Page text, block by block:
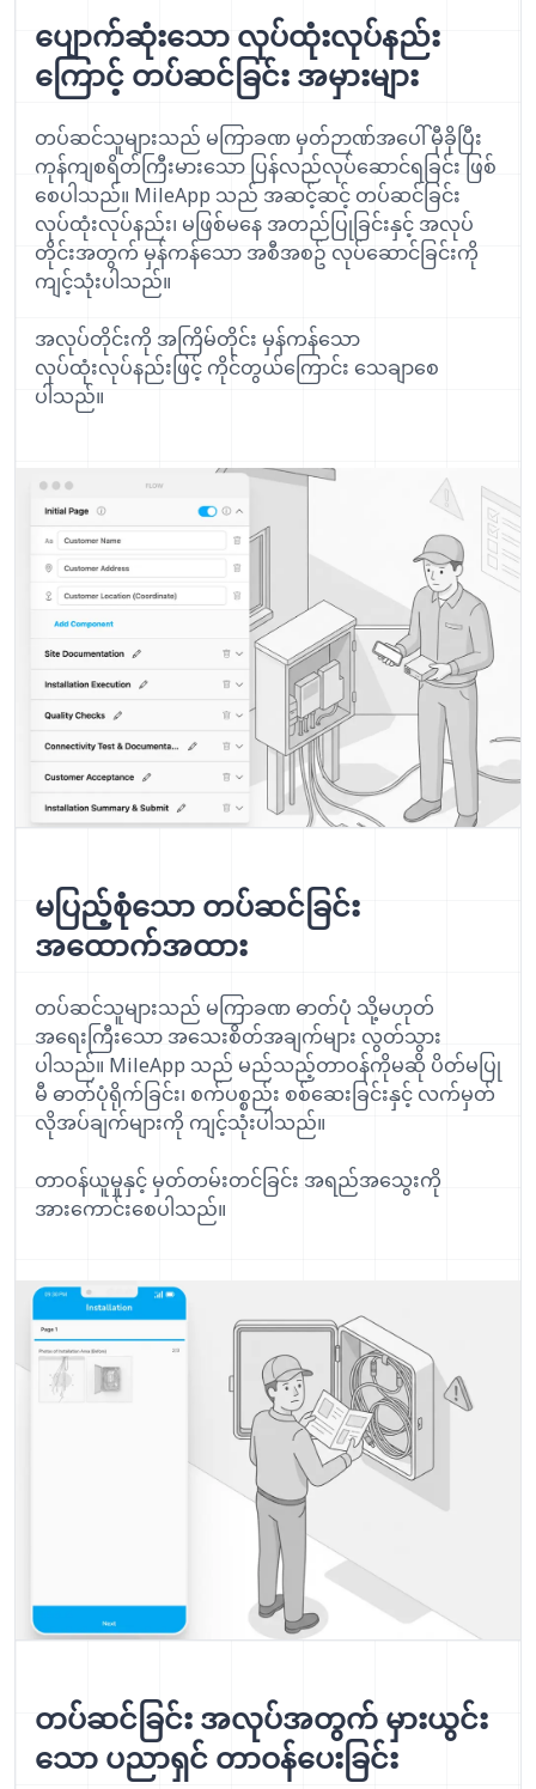
ပျောက်ဆုံးသော လုပ်ထုံးလုပ်နည်း
ကြောင့် တပ်ဆင်ခြင်း အမှားများ
တပ်ဆင်သူများသည် မကြာခဏ မှတ်ဉာဏ်အပေါ် မှီခိုပြီး
ကုန်ကျစရိတ်ကြီးမားသော ပြန်လည်လုပ်ဆောင်ရခြင်း ဖြစ်
စေပါသည်။ MileApp သည် အဆင့်ဆင့် တပ်ဆင်ခြင်း
လုပ်ထုံးလုပ်နည်း၊ မဖြစ်မနေ အတည်ပြုခြင်းနှင့် အလုပ်
တိုင်းအတွက် မှန်ကန်သော အစီအစဥ် လုပ်ဆောင်ခြင်းကို
ကျင့်သုံးပါသည်။
အလုပ်တိုင်းကို အကြိမ်တိုင်း မှန်ကန်သော
လုပ်ထုံးလုပ်နည်းဖြင့် ကိုင်တွယ်ကြောင်း သေချာစေ
ပါသည်။
မပြည့်စုံသော တပ်ဆင်ခြင်း
အထောက်အထား
တပ်ဆင်သူများသည် မကြာခဏ ဓာတ်ပုံ သို့မဟုတ်
အရေးကြီးသော အသေးစိတ်အချက်များ လွတ်သွား
ပါသည်။ MileApp သည် မည်သည့်တာဝန်ကိုမဆို ပိတ်မပြု
မီ ဓာတ်ပုံရိုက်ခြင်း၊ စက်ပစ္စည်း စစ်ဆေးခြင်းနှင့် လက်မှတ်
လိုအပ်ချက်များကို ကျင့်သုံးပါသည်။
တာဝန်ယူမှုနှင့် မှတ်တမ်းတင်ခြင်း အရည်အသွေးကို
အားကောင်းစေပါသည်။
တပ်ဆင်ခြင်း အလုပ်အတွက် မှားယွင်း
သော ပညာရှင် တာဝန်ပေးခြင်း